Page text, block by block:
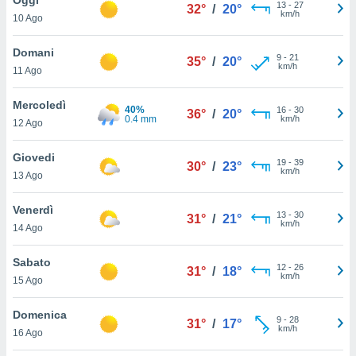
è
al sito
di
ci
di
il
un
la
nella
10 Ago
32° / 20° 13- 27
km/h
Domani
11 Ago
35° / 20° 9- 21
km/h
Mercoledì
12 Ago
40%
0.4 mm
36° / 20° 16- 30
km/h
Giovedi
13 Ago
30° / 23° 19- 39
km/h
Venerdì
14 Ago
31° / 21° 13- 30
km/h
Sabato
15 Ago
31° / 18° 12- 26
km/h
Domenica
16 Ago
31° / 17° 9- 28
km/h